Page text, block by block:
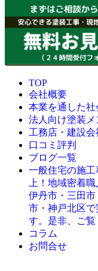
TOP
会社概要
本業を通した社
法人向け塗装
工務店・建設
口コミ評判
ブログ一覧
一般住宅の施工
上！地域密着職
伊丹市・三田
市・神戸北区
す。是非、ご覧
コラム
お問合せ